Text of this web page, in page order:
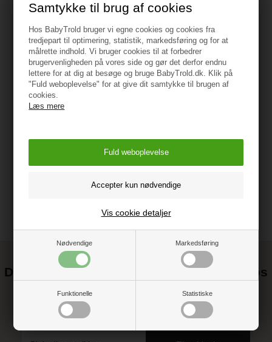
Samtykke til brug af cookies
Hos BabyTrold bruger vi egne cookies og cookies fra
tredjepart til optimering, statistik, markedsføring og for at
målrette indhold. Vi bruger cookies til at forbedrer
brugervenligheden på vores side og gør det derfor endnu
lettere for at dig at besøge og bruge BabyTrold.dk. Klik på
"Fuld weboplevelse" for at give dit samtykke til brugen af
cookies.
Læs mere
Nødvendige Markedsføring
Funktionelle Statistiske
Vis cookie detaljer
Specifikationer
CE-mærket
Materiale: ABS-plast og skumpolstring
Vejledning
Det kan blive endnu billigere at handle hos
Tilmeld dig vores nyhedsbrev og gå ikke glip af gode tilbud